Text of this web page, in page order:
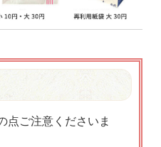
点ご注意くださいま